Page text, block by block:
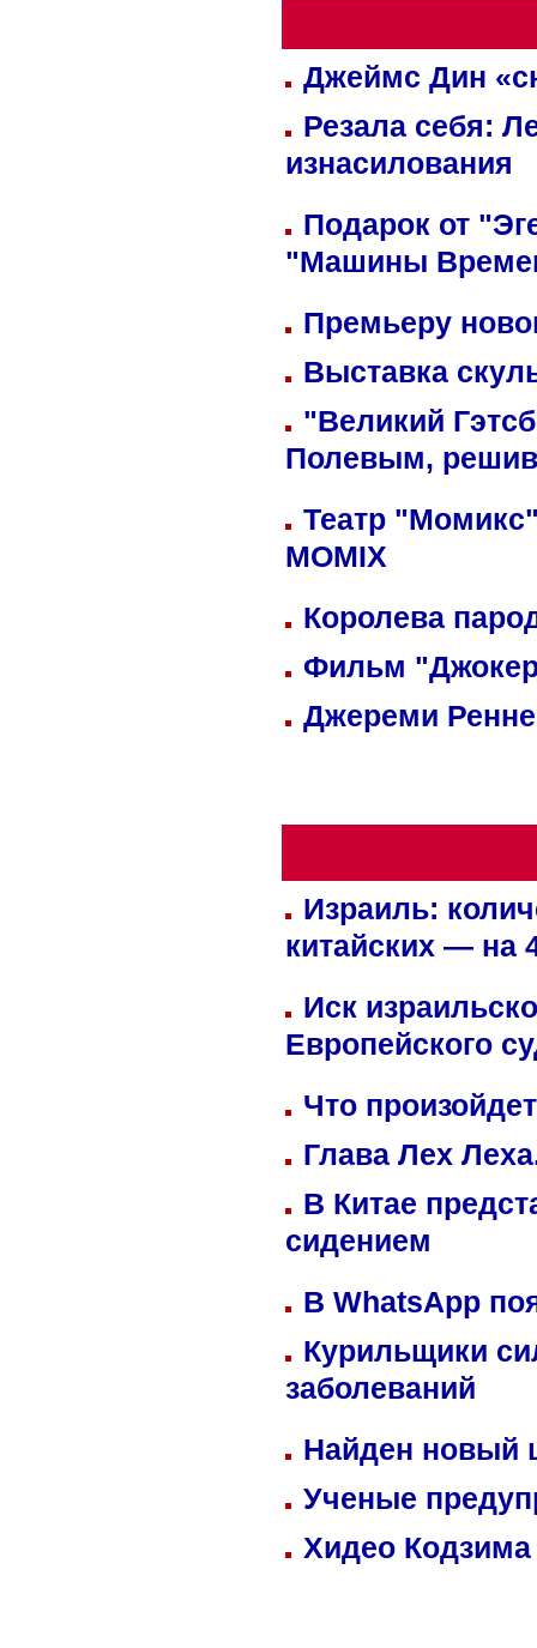
Джеймс Дин
Резала себя:
изнасилования
Подарок от
"Машины
Премьеру
Выставка
"Великий
Полевым,
Театр
MOMIX
Королева
Фильм
Джереми
Израиль:
китайских — на
Иск
Европейского
Что
Глава Лех
В Китае
сидением
В WhatsApp
Курильщики
заболеваний
Найден
Ученые
Хидео